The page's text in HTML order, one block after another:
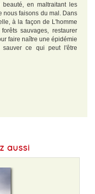
en maltraitant les
nous faisons du mal. Dans
à la façon de L'homme
sauvages, restaurer
faire naître une épidémie
ce qui peut l'être
aussi